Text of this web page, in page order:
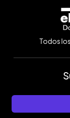
Todos